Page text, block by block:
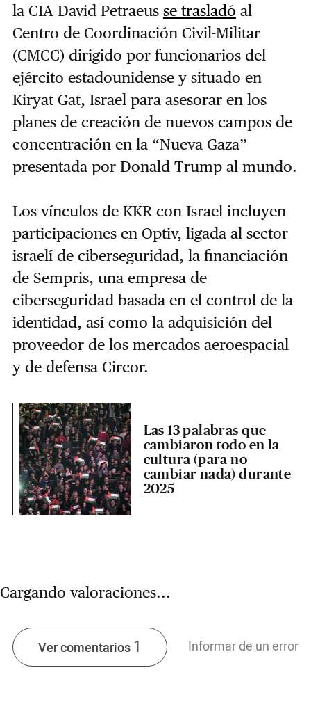
la CIA David Petraeus se trasladó al
Centro de Coordinación Civil-Militar
(CMCC) dirigido por funcionarios del
ejército estadounidense y situado en
Kiryat Gat, Israel para asesorar en los
planes de creación de nuevos campos de
concentración en la “Nueva Gaza”
presentada por Donald Trump al mundo.
Los vínculos de KKR con Israel incluyen
participaciones en Optiv, ligada al sector
israelí de ciberseguridad, la financiación
de Sempris, una empresa de
ciberseguridad basada en el control de la
identidad, así como la adquisición del
proveedor de los mercados aeroespacial
y de defensa Circor.
Las 13 palabras que
cambiaron todo en la
cultura (para no
cambiar nada) durante
2025
Cargando valoraciones...
Ver comentarios 1 Informar de un error